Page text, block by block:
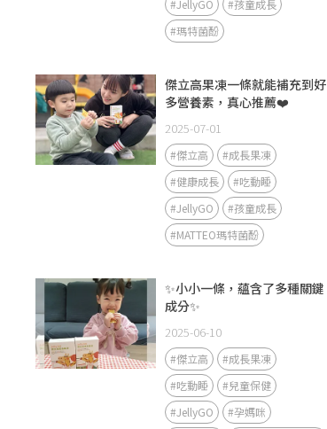
#JellyGO
#孩童成長
#瑪特菌酚
傑立高果凍一條就能補充到好
多營養素，真心推薦❤️
2025-07-01
#傑立高
#成長果凍
#健康成長
#吃動睡
#JellyGO
#孩童成長
#MATTEO瑪特菌酚
✨小小一條，蘊含了多種關鍵
成分✨
2025-06-10
#傑立高
#成長果凍
#吃動睡
#兒童保健
#JellyGO
#孕媽咪